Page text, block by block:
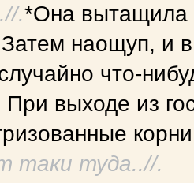
.*Она вытащила
наощуп, и
что-
При выходе из
таки туда..//.